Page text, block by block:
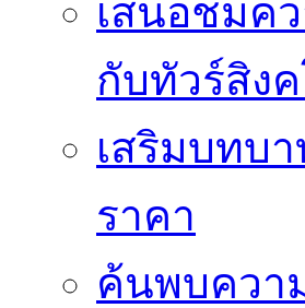
เสนอชมค
กับทัวร์สิง
เสริมบทบ
ราคา
ค้นพบควา